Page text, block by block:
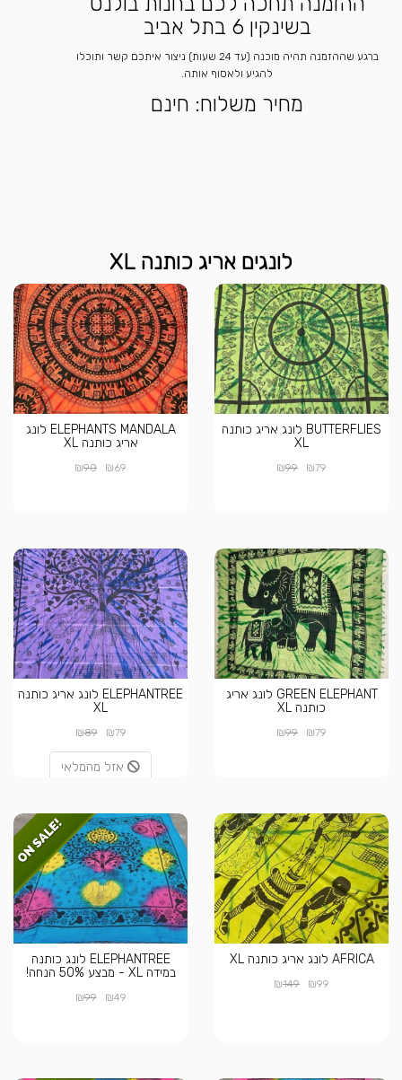
בשינקין 6 בתל אביב
ברגע שההזמנה תהיה מוכנה (עד 24 שעות) ניצור איתכם קשר ותוכלו
להגיע ולאסוף אותה.
מחיר משלוח: חינם
לונגים אריג כותנה XL
BUTTERFLIES לונג אריג כותנה
XL
₪79
₪99
ELEPHANTS MANDALA לונג
אריג כותנה XL
₪69
₪90
GREEN ELEPHANT לונג אריג
כותנה XL
₪79
₪99
ELEPHANTREE לונג אריג כותנה
XL
₪79
₪89
אזל מהמלאי
AFRICA לונג אריג כותנה XL
₪99
₪149
ELEPHANTREE לונג כותנה
במידה XL - מבצע 50% הנחה!
₪49
₪99